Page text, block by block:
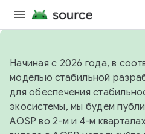
Начиная с 2026 года, в
моделью стабильной
для обеспечения
экосистемы, мы будем
AOSP во 2-м и 4-м